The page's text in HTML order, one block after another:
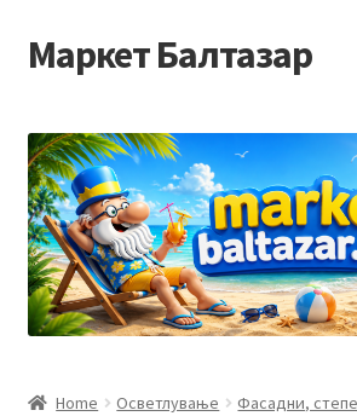
Skip
to
Skip
to
Маркет Балтазар
Checkout
Homepage
Privacy Policy
Home Осветлување
Фасадни,